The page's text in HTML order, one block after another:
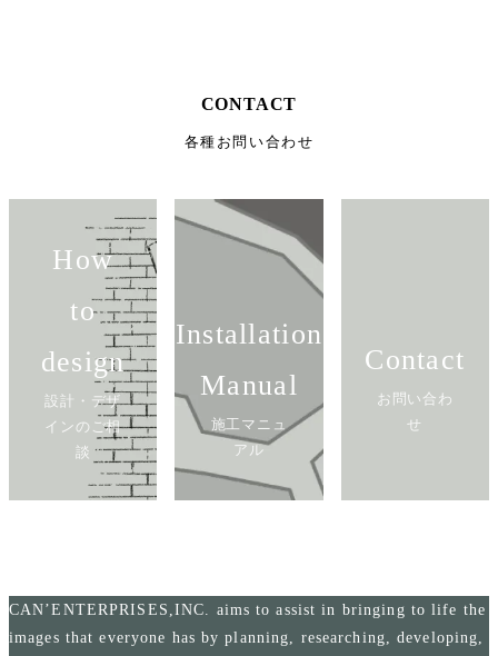
CONTACT
各種お問い合わせ
How
to
design
設計・デザ
インのご相
談
Installation
Manual
施工マニュ
アル
Contact
お問い合わ
せ
CAN’ENTERPRISES,INC. aims to assist in bringing to life the
images that everyone has by planning, researching, developing,